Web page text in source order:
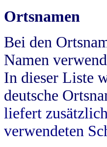
Ortsnamen
Bei den
Namen
In dieser Liste
deutsche
liefert
verwendeten